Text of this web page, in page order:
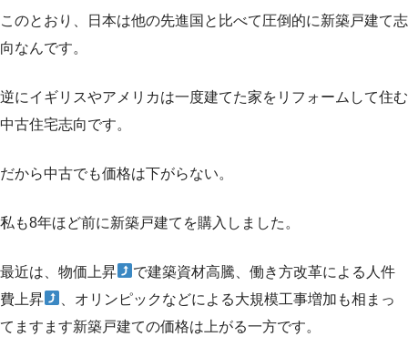
このとおり、日本は他の先進国と比べて圧倒的に新築戸建て志
向なんです。
逆にイギリスやアメリカは一度建てた家をリフォームして住む
中古住宅志向です。
だから中古でも価格は下がらない。
私も8年ほど前に新築戸建てを購入しました。
最近は、物価上昇
で建築資材高騰、働き方改革による人件
費上昇
、オリンピックなどによる大規模工事増加も相まっ
てますます新築戸建ての価格は上がる一方です。